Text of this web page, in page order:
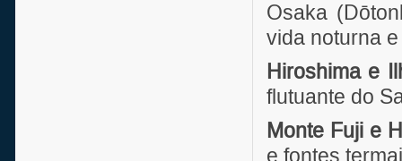
Osaka
vida noturna
Hiroshima e
flutuante do
Monte Fuji e
e fontes